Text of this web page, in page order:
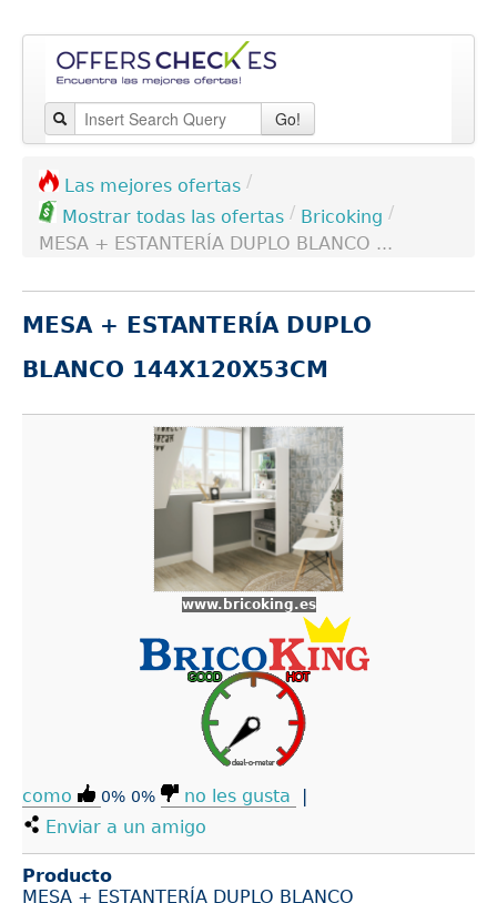
Go!
Las mejores ofertas /
Mostrar todas las ofertas / Bricoking /
MESA + ESTANTERÍA DUPLO BLANCO ...
MESA + ESTANTERÍA DUPLO
BLANCO 144X120X53CM
www.bricoking.es
como 0% 0% no les gusta
Enviar a un amigo
Producto
MESA + ESTANTERÍA DUPLO BLANCO